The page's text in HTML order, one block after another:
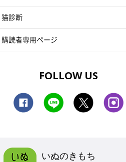
猫診断
購読者専用ページ
FOLLOW US
いぬのきもち